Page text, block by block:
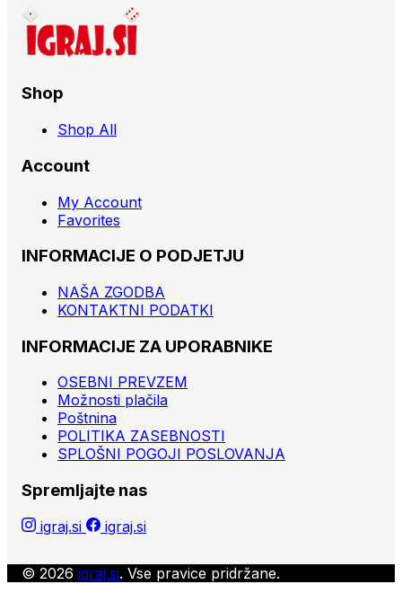
Shop
Shop All
Account
My Account
Favorites
INFORMACIJE O PODJETJU
NAŠA ZGODBA
KONTAKTNI PODATKI
INFORMACIJE ZA UPORABNIKE
OSEBNI PREVZEM
Možnosti plačila
Poštnina
POLITIKA ZASEBNOSTI
SPLOŠNI POGOJI POSLOVANJA
Spremljajte nas
igraj.si igraj.si
© 2026 igraj.si. Vse pravice pridržane.